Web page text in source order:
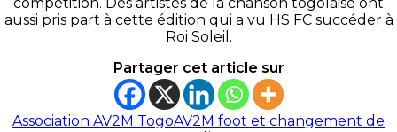
aussi pris part à cette édition qui a vu HS FC succéder à
Roi Soleil.
Partager cet article sur
Association AV2M TogoAV2M foot et changement de